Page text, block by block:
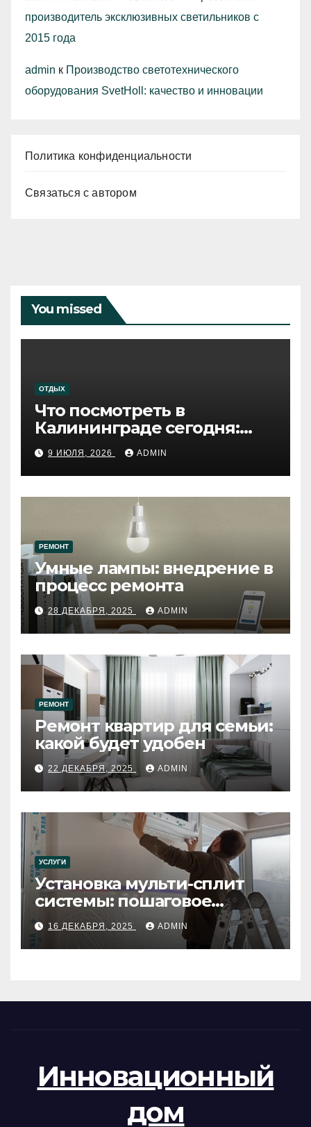
производитель эксклюзивных светильников с
2015 года
admin к Производство светотехнического
оборудования SvetHoll: качество и инновации
Политика конфиденциальности
Связаться с автором
You missed
ОТДЫХ
Что посмотреть в
Калининграде сегодня:
путеводитель по самому
западному городу России
9 ИЮЛЯ, 2026 ADMIN
РЕМОНТ
Умные лампы: внедрение в
процесс ремонта
28 ДЕКАБРЯ, 2025 ADMIN
РЕМОНТ
Ремонт квартир для семьи:
какой будет удобен
22 ДЕКАБРЯ, 2025 ADMIN
УСЛУГИ
Установка мульти-сплит
системы: пошаговое
руководство
16 ДЕКАБРЯ, 2025 ADMIN
Инновационный
дом